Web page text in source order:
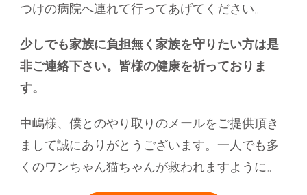
つけの病院へ連れて行ってあげてください。
少しでも家族に負担無く家族を守りたい方は是
非ご連絡下さい。皆様の健康を祈っておりま
す。
中嶋様、僕とのやり取りのメールをご提供頂き
まして誠にありがとうございます。一人でも多
くのワンちゃん猫ちゃんが救われますように。